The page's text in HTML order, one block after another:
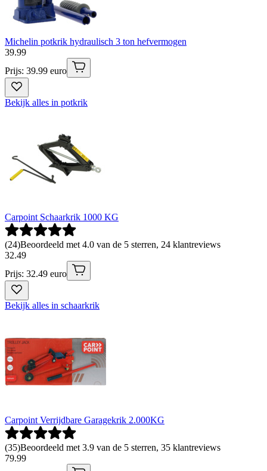
Michelin potkrik hydraulisch 3 ton hefvermogen
39.99
Prijs: 39.99 euro
Bekijk alles in potkrik
Carpoint Schaarkrik 1000 KG
(24)Beoordeeld met 4.0 van de 5 sterren, 24 klantreviews
32.49
Prijs: 32.49 euro
Bekijk alles in schaarkrik
Carpoint Verrijdbare Garagekrik 2.000KG
(35)Beoordeeld met 3.9 van de 5 sterren, 35 klantreviews
79.99